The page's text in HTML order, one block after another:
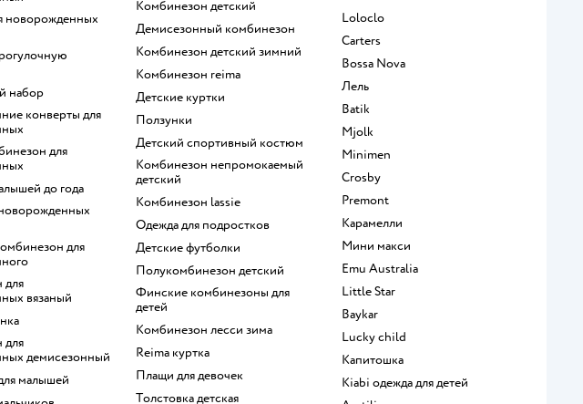
набор
до года
вязаный
демисезонный
малышей
Комбинезон детский
Демисезонный комбинезон
Комбинезон детский зимний
Комбинезон reima
Детские куртки
Ползунки
Детский спортивный костюм
Комбинезон непромокаемый
детский
Комбинезон lassie
Одежда для подростков
Детские футболки
Полукомбинезон детский
Финские комбинезоны для
детей
Комбинезон лесси зима
Reima куртка
Плащи для девочек
Толстовка детская
Loloclo
Сarters
Bossa Nova
Лель
Batik
Mjolk
Minimen
Crosby
Premont
Карамелли
Мини макси
Emu Australia
Little Star
Baykar
Lucky child
Капитошка
Kiabi одежда для детей